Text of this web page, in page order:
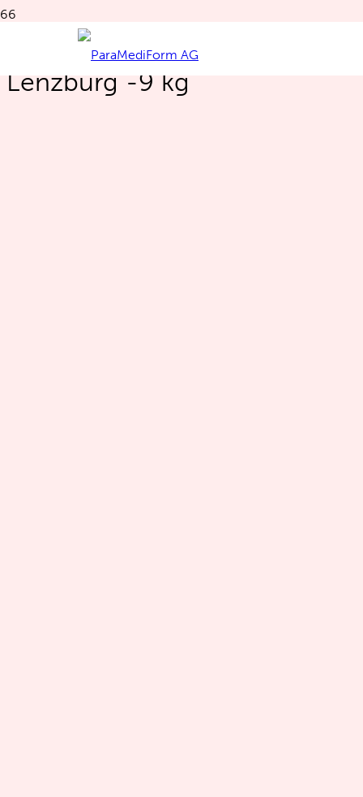
Martina Hartmann aus
Lenzburg -9 kg